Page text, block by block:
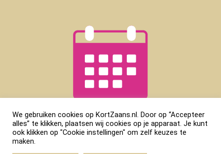
We gebruiken cookies op KortZaans.nl. Door op “Accepteer
alles” te klikken, plaatsen wij cookies op je apparaat. Je kunt
ook klikken op "Cookie instellingen" om zelf keuzes te
maken.